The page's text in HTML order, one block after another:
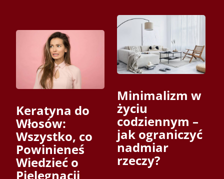
Keratyna do
Włosów:
Wszystko, co
Powinieneś
Wiedzieć o
Pielęgnacji
Minimalizm w
życiu
codziennym –
jak ograniczyć
nadmiar
rzeczy?